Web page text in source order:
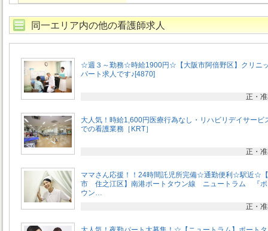
同一エリア内の他の看護師求人
☆週３～勤務☆時給1900円☆【大阪市阿倍野区】クリニ
パート求人です♪[4870]
正・
大人気！時給1,600円医療行為なし・リハビリデイサービ
での看護業務［KRT］
正・
ママさん応援！！24時間託児所完備☆通勤便利☆駅近☆
市 住之江区】南港ポートタウン線 ニュートラム 『ポ
ウン…
正・